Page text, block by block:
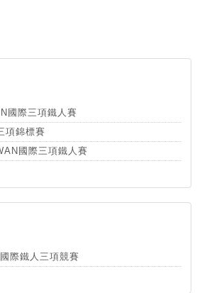
國際三項鐵人賽
項錦標賽
國際三項鐵人賽
際鐵人三項競賽